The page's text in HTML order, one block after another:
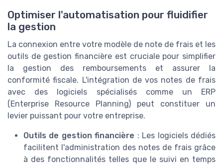
Optimiser l'automatisation pour fluidifier
la gestion
La connexion entre votre modèle de note de frais et les
outils de gestion financière est cruciale pour simplifier
la gestion des remboursements et assurer la
conformité fiscale. L'intégration de vos notes de frais
avec des logiciels spécialisés comme un ERP
(Enterprise Resource Planning) peut constituer un
levier puissant pour votre entreprise.
Outils de gestion financière : Les logiciels dédiés
facilitent l'administration des notes de frais grâce
à des fonctionnalités telles que le suivi en temps